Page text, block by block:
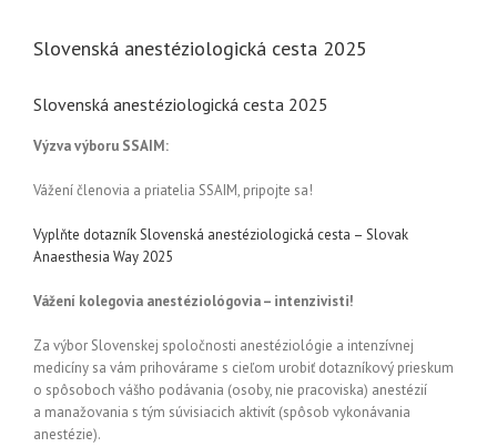
Slovenská anestéziologická cesta 2025
Slovenská anestéziologická cesta 2025
Výzva výboru SSAIM:
Vážení členovia a priatelia SSAIM, pripojte sa!
Vyplňte dotazník Slovenská anestéziologická cesta – Slovak
Anaesthesia Way 2025
Vážení kolegovia anestéziológovia – intenzivisti!
Za výbor Slovenskej spoločnosti anestéziológie a intenzívnej
medicíny sa vám prihovárame s cieľom urobiť dotazníkový prieskum
o spôsoboch vášho podávania (osoby, nie pracoviska) anestézií
a manažovania s tým súvisiacich aktivít (spôsob vykonávania
anestézie).